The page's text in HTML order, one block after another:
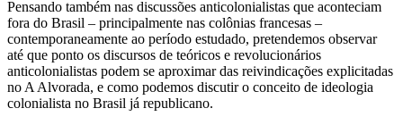
Pensando também nas discussões anticolonialistas que aconteciam
fora do Brasil – principalmente nas colônias francesas –
contemporaneamente ao período estudado, pretendemos observar
até que ponto os discursos de teóricos e revolucionários
anticolonialistas podem se aproximar das reivindicações explicitadas
no A Alvorada, e como podemos discutir o conceito de ideologia
colonialista no Brasil já republicano.